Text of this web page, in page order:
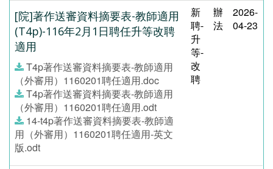
[院]著作送審資料摘要表-教師適用
(T4p)-116年2月1日聘任升等改聘
適用
T4p著作送審資料摘要表-教師適用
（外審用）1160201聘任適用.doc
T4p著作送審資料摘要表-教師適用
（外審用）1160201聘任適用.odt
14-t4p著作送審資料摘要表-教師適
用（外審用）1160201聘任適用-英文
版.odt
新
聘-
升
等-
改
聘
辦
法
2026-
04-23